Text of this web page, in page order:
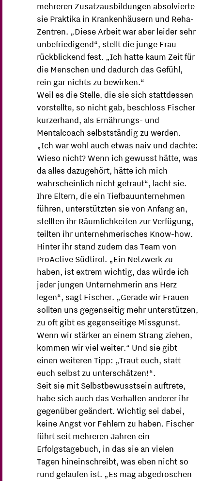
mehreren Zusatzausbildungen absolvierte
sie Praktika in Krankenhäusern und Reha-
Zentren. „Diese Arbeit war aber leider sehr
unbefriedigend“, stellt die junge Frau
rückblickend fest. „Ich hatte kaum Zeit für
die Menschen und dadurch das Gefühl,
rein gar nichts zu bewirken.“
Weil es die Stelle, die sie sich stattdessen
vorstellte, so nicht gab, beschloss Fischer
kurzerhand, als Ernährungs- und
Mentalcoach selbstständig zu werden.
„Ich war wohl auch etwas naiv und dachte:
Wieso nicht? Wenn ich gewusst hätte, was
da alles dazugehört, hätte ich mich
wahrscheinlich nicht getraut“, lacht sie.
Ihre Eltern, die ein Tiefbauunternehmen
führen, unterstützten sie von Anfang an,
stellten ihr Räumlichkeiten zur Verfügung,
teilten ihr unternehmerisches Know-how.
Hinter ihr stand zudem das Team von
ProActive Südtirol. „Ein Netzwerk zu
haben, ist extrem wichtig, das würde ich
jeder jungen Unternehmerin ans Herz
legen“, sagt Fischer. „Gerade wir Frauen
sollten uns gegenseitig mehr unterstützen,
zu oft gibt es gegenseitige Missgunst.
Wenn wir stärker an einem Strang ziehen,
kommen wir viel weiter.“ Und sie gibt
einen weiteren Tipp: „Traut euch, statt
euch selbst zu unterschätzen!“.
Seit sie mit Selbstbewusstsein auftrete,
habe sich auch das Verhalten anderer ihr
gegenüber geändert. Wichtig sei dabei,
keine Angst vor Fehlern zu haben. Fischer
führt seit mehreren Jahren ein
Erfolgstagebuch, in das sie an vielen
Tagen hineinschreibt, was eben nicht so
rund gelaufen ist. „Es mag abgedroschen